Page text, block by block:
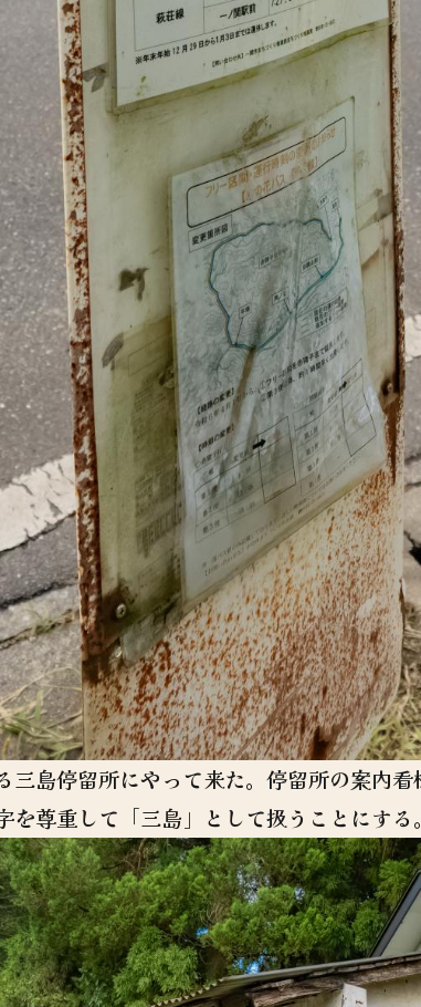
三島停留所にやって来た。停留所の案内
尊重して「三島」として扱うことにする。